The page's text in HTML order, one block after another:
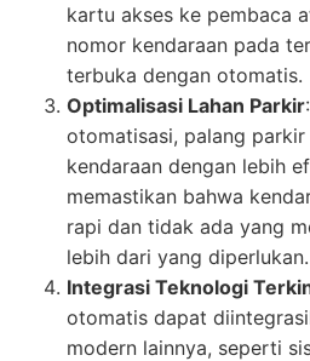
kartu akses ke pembaca
nomor kendaraan pada
terbuka dengan otomatis.
Optimalisasi Lahan Parkir
otomatisasi, palang
kendaraan dengan lebih
memastikan bahwa
rapi dan tidak ada yang
lebih dari yang diperlukan.
Integrasi Teknologi
otomatis dapat
modern lainnya, seperti